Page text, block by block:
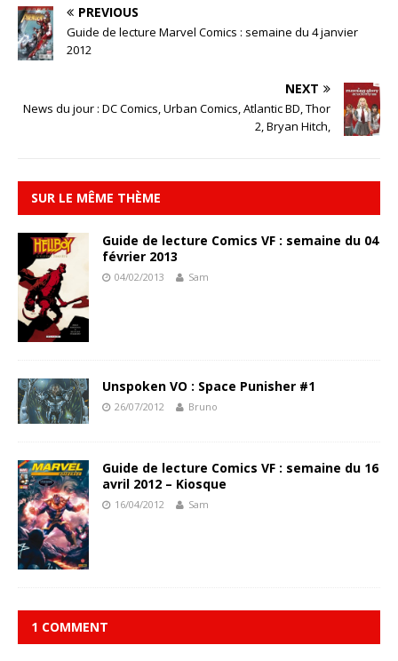
PREVIOUS
Guide de lecture Marvel Comics : semaine du 4 janvier
2012
NEXT
News du jour : DC Comics, Urban Comics, Atlantic BD, Thor
2, Bryan Hitch,
SUR LE MÊME THÈME
Guide de lecture Comics VF : semaine du 04
février 2013
04/02/2013 Sam
Unspoken VO : Space Punisher #1
26/07/2012 Bruno
Guide de lecture Comics VF : semaine du 16
avril 2012 – Kiosque
16/04/2012 Sam
1 COMMENT